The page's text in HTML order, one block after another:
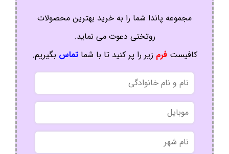
مجموعه پاندا شما را به خرید بهترین محصولات
روتختی دعوت می نماید.
کافیستفرم زیر را پر کنید تا با شماتماس بگیریم.
نام
و
نام
خانوادگی
موبایل
نام
شهر